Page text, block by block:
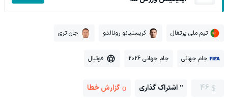
تیم ملی پرتغال کریستیانو رونالدو جان تری
جام جهانی جام جهانی 2026 فوتبال
46 اشتراک گذاری گزارش خطا